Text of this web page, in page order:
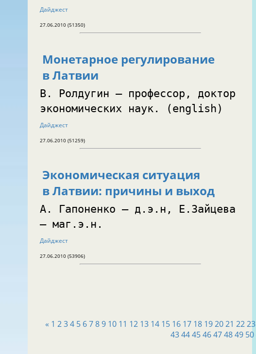
Дайджест
27.06.2010 (51350)
Монетарное регулирование
в Латвии
В. Ролдугин — профессор, доктор
экономических наук. (english)
Дайджест
27.06.2010 (51259)
Экономическая ситуация
в Латвии: причины и выход
А. Гапоненко — д.э.н, Е.Зайцева
— маг.э.н.
Дайджест
27.06.2010 (53906)
« 1 234 5 6789 10 11 12 13 14 15 16 17 18 192021 2223
43444546474849 50